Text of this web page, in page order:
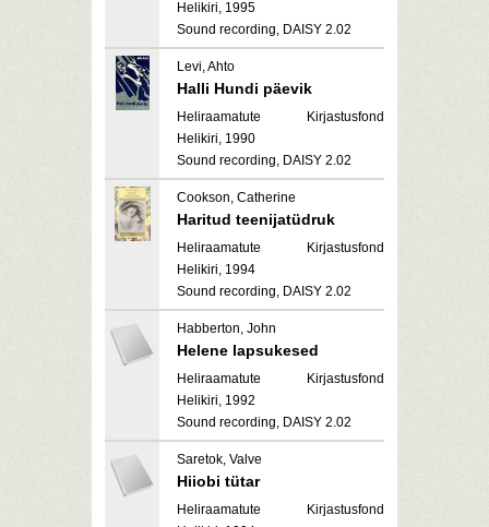
Helikiri, 1995
Sound recording, DAISY 2.02
Levi, Ahto
Halli Hundi päevik
Heliraamatute Kirjastusfond
Helikiri, 1990
Sound recording, DAISY 2.02
Cookson, Catherine
Haritud teenijatüdruk
Heliraamatute Kirjastusfond
Helikiri, 1994
Sound recording, DAISY 2.02
Habberton, John
Helene lapsukesed
Heliraamatute Kirjastusfond
Helikiri, 1992
Sound recording, DAISY 2.02
Saretok, Valve
Hiiobi tütar
Heliraamatute Kirjastusfond